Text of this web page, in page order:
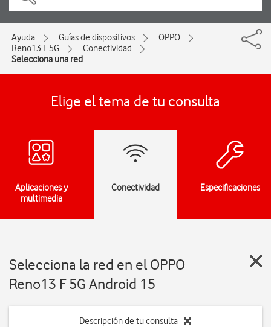
Ayuda Guías de dispositivos
OPPO
Reno13 F 5G
Conectividad
Selecciona una red
Elige el tema de tu consulta
Aplicaciones y
multimedia
Conectividad Especificaciones
Selecciona la red en el OPPO
Reno13 F 5G Android 15
Descripción de tu consulta